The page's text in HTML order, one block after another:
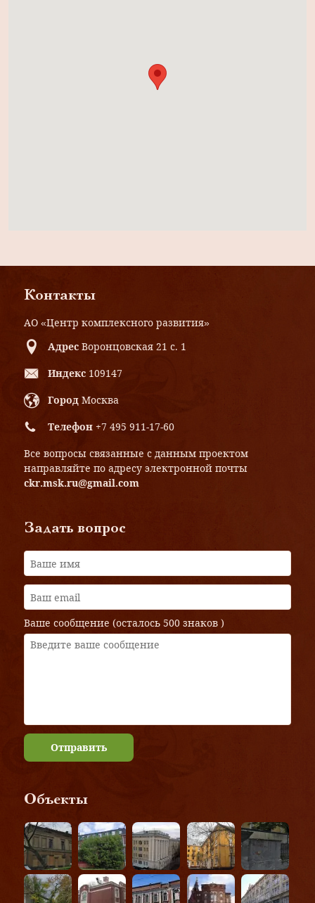
Контакты
АО «Центр комплексного развития»
Адрес Воронцовская 21 с. 1
Индекс 109147
Город Москва
Телефон +7 495 911-17-60
Все вопросы связанные с данным проектом
направляйте по адресу электронной почты
ckr.msk.ru@gmail.com
Задать вопрос
Ваше сообщение (осталось 500 знаков )
Отправить
Объекты